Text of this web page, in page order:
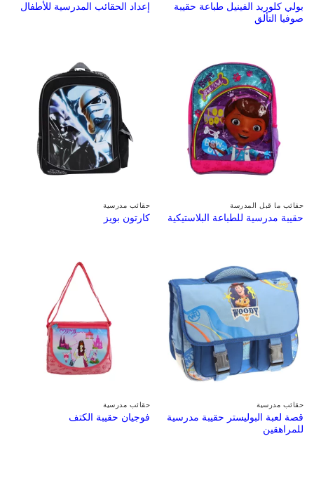
بولي كلوريد الفينيل طباعة حقيبة
صوفيا التألق
إعداد الحقائب المدرسية للأطفال
حقائب ما قبل المدرسة
حقيبة مدرسية للطباعة البلاستيكية
حقائب مدرسية
كارتون بويز
حقائب مدرسية
قصة لعبة البوليستر حقيبة مدرسية
للمراهقين
حقائب مدرسية
فوجيان حقيبة الكتف